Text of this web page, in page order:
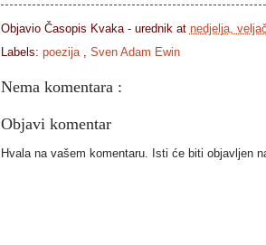
Objavio Časopis Kvaka - urednik at nedjelja,
Labels: poezija , Sven Adam Ewin
Nema komentara :
Objavi komentar
Hvala na vašem komentaru. Isti će biti objavljen